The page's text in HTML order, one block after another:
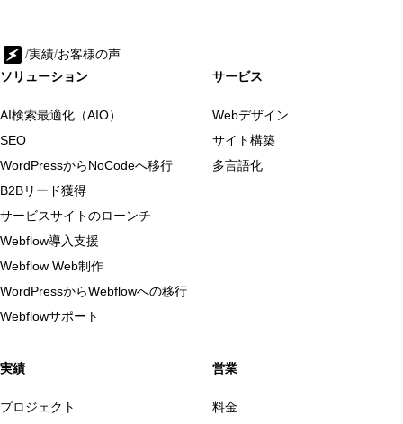
/実績/お客様の声
ソリューション
AI検索最適化（AIO）
SEO
WordPressからNoCodeへ移行
B2Bリード獲得
サービスサイトのローンチ
Webflow導入支援
Webflow Web制作
WordPressからWebflowへの移行
Webflowサポート
サービス
Webデザイン
サイト構築
多言語化
実績
プロジェクト
営業
料金